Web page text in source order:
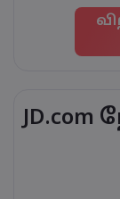
JD.com